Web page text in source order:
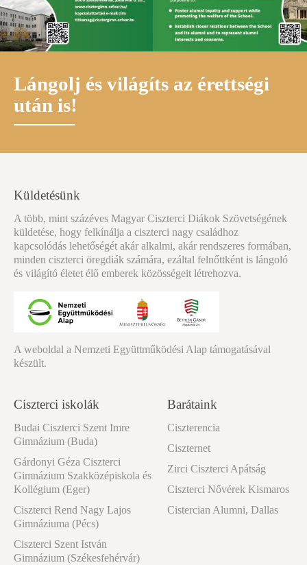
Lángolj és világíts az érettségi
után is!
Küldetésünk
A több, mint százéves Magyar Ciszterci Diákok Szövetségének
küldetése, hogy felkínálja a ciszterci nagy családhoz
kapcsolódás lehetőségét akár alkalmi, akár rendszeres formában,
minden ciszterci öregdiák számára, ezáltal felnőttként is lángoló
és világító életet élő emberek közösségeit létrehozva.
A weboldal a Nemzeti Együttműködési Alap támogatásával
készült.
Ciszterci iskolák
Budai Ciszterci Szent Imre
Gimnázium (Buda)
Gárdonyi Géza Ciszterci
Gimnázium Szakközépiskola és
Kollégium (Eger)
Ciszterci Rend Nagy Lajos
Gimnáziuma (Pécs)
Ciszterci Szent István
Gimnázium (Székesfehérvár)
Barátaink
Ciszterencia
Ciszternet
Zirci Ciszterci Apátság
Ciszterci Nővérek Kismaros
Cistercian Alumni, Dallas